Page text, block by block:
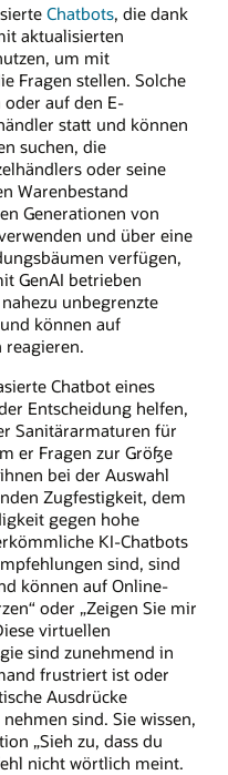
Chatbots, die dank
aktualisierten
um mit
Fragen stellen. Solche
auf den E-
statt und können
suchen, die
oder seine
Warenbestand
Generationen von
und über eine
verfügen,
GenAI betrieben
unbegrenzte
können auf
Chatbot eines
Entscheidung helfen,
Sanitärarmaturen für
er Fragen zur Größe
bei der Auswahl
Zugfestigkeit, dem
gegen hohe
KI-Chatbots
sind, sind
können auf Online-
oder „Zeigen Sie mir
virtuellen
sind zunehmend in
frustriert ist oder
Ausdrücke
sind. Sie wissen,
„Sieh zu, dass du
nicht wörtlich meint.